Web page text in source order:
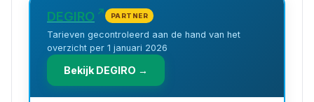
DEGIRO PARTNER
Tarieven gecontroleerd aan de hand van het
overzicht per 1 januari 2026
Bekijk DEGIRO →